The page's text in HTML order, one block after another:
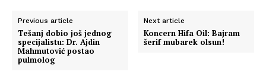
Previous article
Tešanj dobio još jednog
specijalistu: Dr. Ajdin
Mahmutović postao
pulmolog
Next article
Koncern Hifa Oil: Bajram
šerif mubarek olsun!